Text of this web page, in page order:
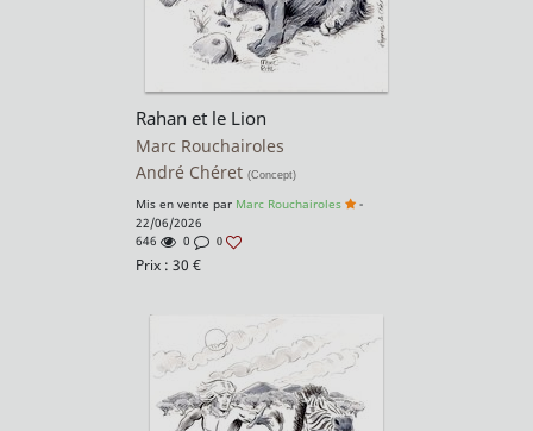
Rahan et le Lion
Marc Rouchairoles
André Chéret (Concept)
Mis en vente par Marc Rouchairoles
-
22/06/2026
646
0 0
Prix : 30 €